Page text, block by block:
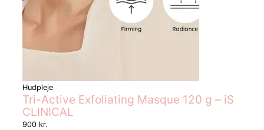
Hudpleje
Tri-Active Exfoliating Masque 120 g – iS
CLINICAL
900 kr.